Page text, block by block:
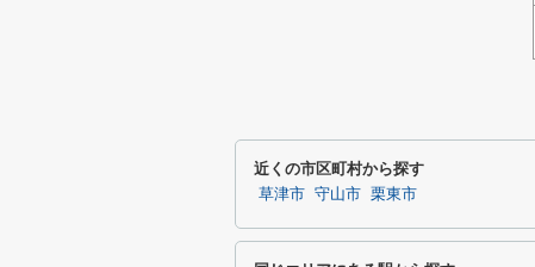
近くの市区町村から探す
草津市 守山市 栗東市